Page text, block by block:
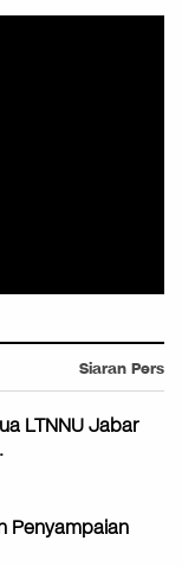
Siaran Pers
LTNNU Jabar
Penyampaian